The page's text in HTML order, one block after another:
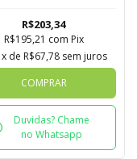
Novadigital Tuya
R$203,34
R$195,21 com Pix
x de R$67,78 sem juros
COMPRAR
Duvidas? Chame
no Whatsapp